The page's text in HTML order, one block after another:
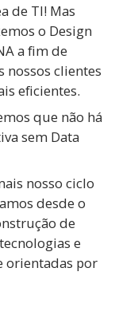
de TI! Mas
o Design
a fim de
nossos clientes
eficientes.
que não há
sem Data
nosso ciclo
desde o
de
e
orientadas por